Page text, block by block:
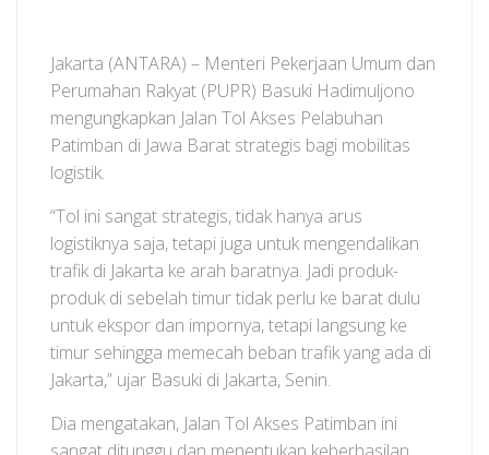
Jakarta (ANTARA) – Menteri Pekerjaan Umum dan
Perumahan Rakyat (PUPR) Basuki Hadimuljono
mengungkapkan Jalan Tol Akses Pelabuhan
Patimban di Jawa Barat strategis bagi mobilitas
logistik.
“Tol ini sangat strategis, tidak hanya arus
logistiknya saja, tetapi juga untuk mengendalikan
trafik di Jakarta ke arah baratnya. Jadi produk-
produk di sebelah timur tidak perlu ke barat dulu
untuk ekspor dan impornya, tetapi langsung ke
timur sehingga memecah beban trafik yang ada di
Jakarta,” ujar Basuki di Jakarta, Senin.
Dia mengatakan, Jalan Tol Akses Patimban ini